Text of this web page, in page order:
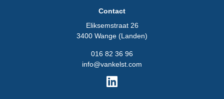
Contact
Eliksemstraat 26
3400 Wange (Landen)
016 82 36 96
info@vankelst.com